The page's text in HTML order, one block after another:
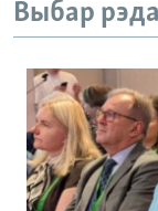
Выбар